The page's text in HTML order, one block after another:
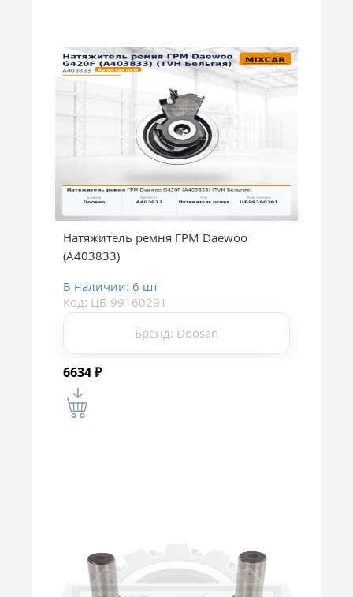
Натяжитель ремня ГРМ Daewoo
(A403833)
В наличии: 6 шт
Код: ЦБ-99160291
Бренд: Doosan
6634₽